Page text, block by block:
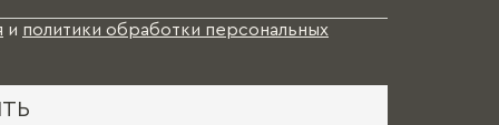
и политики обработки персональных